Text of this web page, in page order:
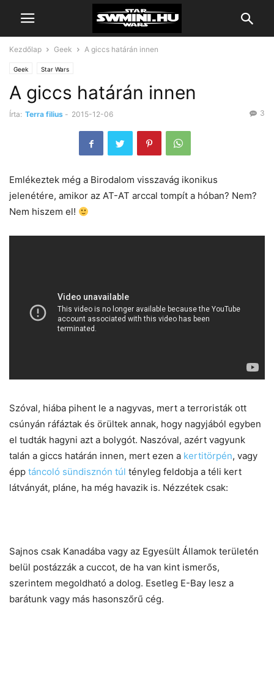
Kezdőlap Geek A giccs határán innen
Geek Star Wars
A giccs határán innen
Írta: Terra filius - 2015-12-06 3
Emlékeztek még a Birodalom visszavág ikonikus
jelenétére, amikor az AT-AT arccal tompít a hóban? Nem?
Nem hiszem el!
Szóval, hiába pihent le a nagyvas, mert a terroristák ott
csúnyán ráfáztak és örültek annak, hogy nagyjából egyben
el tudták hagyni azt a bolygót. Naszóval, azért vagyunk
talán a giccs határán innen, mert ezen a kertitörpén, vagy
épp táncoló sündisznón túl tényleg feldobja a téli kert
látványát, pláne, ha még havazik is. Nézzétek csak:
Sajnos csak Kanadába vagy az Egyesült Államok területén
belül postázzák a cuccot, de ha van kint ismerős,
szerintem megoldható a dolog. Esetleg E-Bay lesz a
barátunk vagy más hasonszőrű cég.